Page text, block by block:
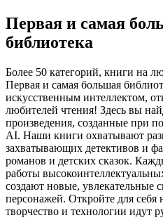
Первая и самая
библиотека
Более 50 категорий, книги на
Первая и самая большая
искусственным интеллектом,
любителей чтения! Здесь вы
произведения, созданные при
AI. Наши книги охватывают
захватывающих детективов и
романов и детских сказок.
работы
создают новые, увлекательные
персонажей. Откройте для
творчество и технологии идут